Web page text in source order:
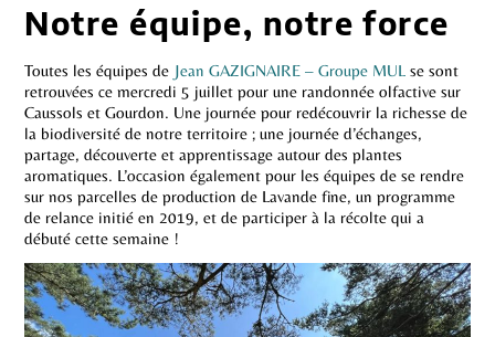
Notre équipe, notre force
Toutes les équipes de Jean GAZIGNAIRE – Groupe MUL se sont
retrouvées ce mercredi 5 juillet pour une randonnée olfactive sur
Caussols et Gourdon. Une journée pour redécouvrir la richesse de
la biodiversité de notre territoire ; une journée d’échanges,
partage, découverte et apprentissage autour des plantes
aromatiques. L’occasion également pour les équipes de se rendre
sur nos parcelles de production de Lavande fine, un programme
de relance initié en 2019, et de participer à la récolte qui a
débuté cette semaine !